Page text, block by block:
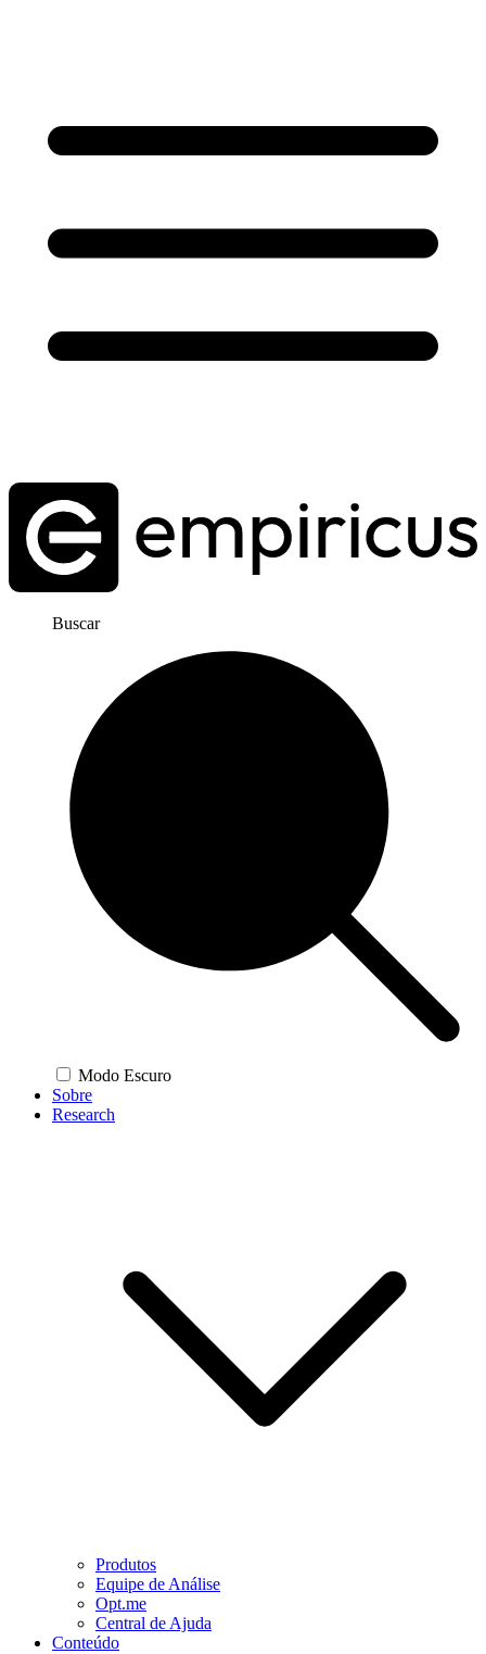
Buscar
Modo Escuro
Sobre
Research
Produtos
Equipe de Análise
Opt.me
Central de Ajuda
Conteúdo